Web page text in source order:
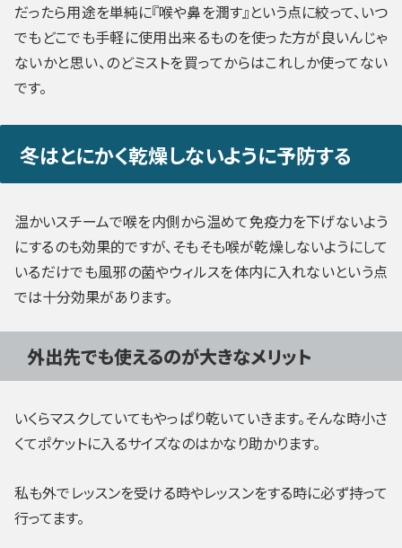
だったら用途を単純に『喉や鼻を潤す』という点に絞って、いつ
でもどこでも手軽に使用出来るものを使った方が良いんじゃ
ないかと思い、のどミストを買ってからはこれしか使ってない
です。
冬はとにかく乾燥しないように予防する
温かいスチームで喉を内側から温めて免疫力を下げないよう
にするのも効果的ですが、そもそも喉が乾燥しないようにして
いるだけでも風邪の菌やウィルスを体内に入れないという点
では十分効果があります。
外出先でも使えるのが大きなメリット
いくらマスクしていてもやっぱり乾いていきます。そんな時小さ
くてポケットに入るサイズなのはかなり助かります。
私も外でレッスンを受ける時やレッスンをする時に必ず持って
行ってます。